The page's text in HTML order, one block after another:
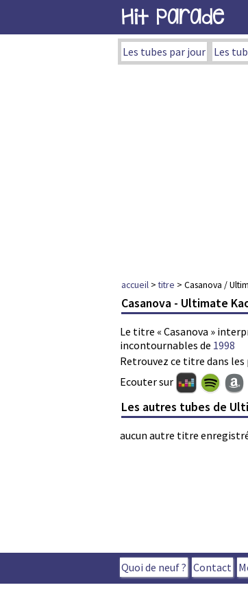
Hit Parade
Les tubes par jour Les
accueil >titre > Casanova /
Casanova - Ultimate
Le titre « Casanova »
incontournables de 1998
Retrouvez ce titre dans
Ecouter sur
Les autres tubes de
aucun autre titre
Quoi de neuf ? Contact